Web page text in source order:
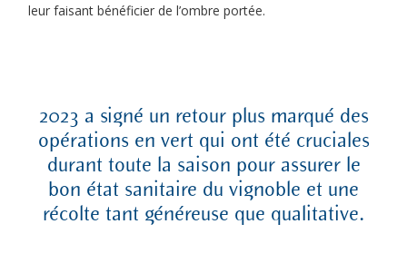
leur faisant bénéficier de l’ombre portée.
2023 a signé un retour plus marqué des
opérations en vert qui ont été cruciales
durant toute la saison pour assurer le
bon état sanitaire du vignoble et une
récolte tant généreuse que qualitative.